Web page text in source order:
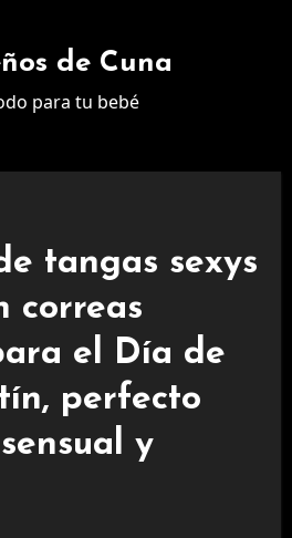
de Cuna
para tu bebé
tangas sexys
correas
el Día de
perfecto
y